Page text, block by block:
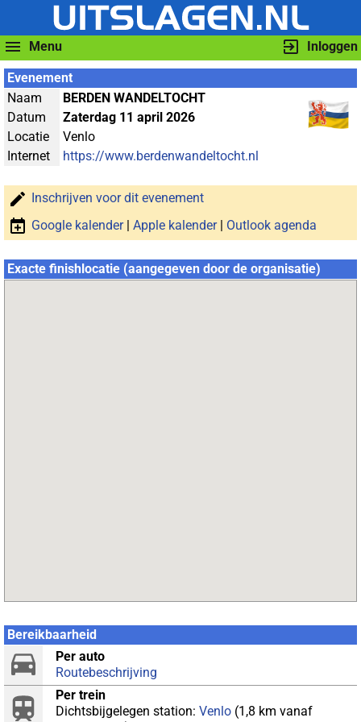
Menu Inloggen
Evenement
Naam
BERDEN WANDELTOCHT
Datum
Zaterdag 11 april 2026
Locatie
Venlo
Internet
https://www.berdenwandeltocht.nl
Inschrijven voor dit evenement
Google kalender| Apple kalender| Outlook agenda
Exacte finishlocatie (aangegeven door de organisatie)
Bereikbaarheid
Per auto
Routebeschrijving
Per trein
Dichtsbijgelegen station: Venlo (1,8 km vanaf